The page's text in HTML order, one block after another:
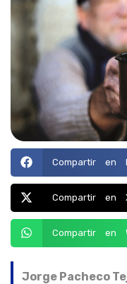
Compartir en
Compartir en
Compartir en
Jorge Pacheco